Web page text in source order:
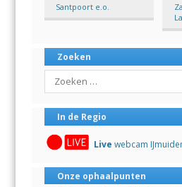
Santpoort e.o.
Zoeken
Search
In de Regio
Live webcam
Onze ophaalpunten